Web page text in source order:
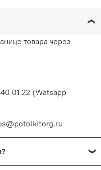
товара через
01 22 (Watsapp